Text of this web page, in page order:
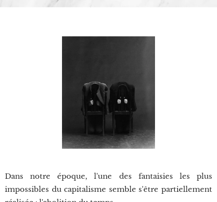
Dans notre époque, l'une des fantaisies les plus
impossibles du capitalisme semble s'être partiellement